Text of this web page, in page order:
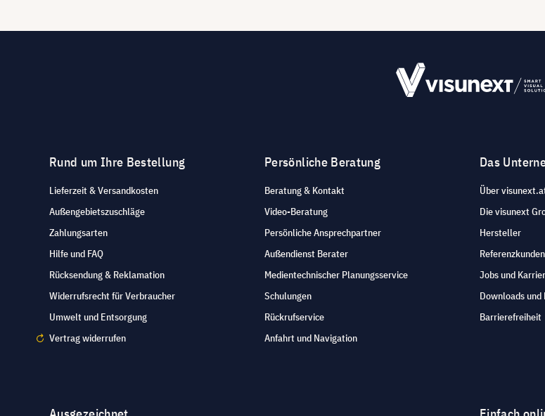
Rund um Ihre Bestellung
Lieferzeit & Versandkosten
Außengebietszuschläge
Zahlungsarten
Hilfe und FAQ
Rücksendung & Reklamation
Widerrufsrecht für Verbraucher
Umwelt und Entsorgung
Vertrag widerrufen
Persönliche Beratung
Beratung & Kontakt
Video-Beratung
Persönliche Ansprechpartner
Außendienst Berater
Medientechnischer Planungsservice
Schulungen
Rückrufservice
Anfahrt und Navigation
Das
Über
Die visunext
Hersteller
Referenzkunden
Jobs und
Downloads und
Barrierefreiheit